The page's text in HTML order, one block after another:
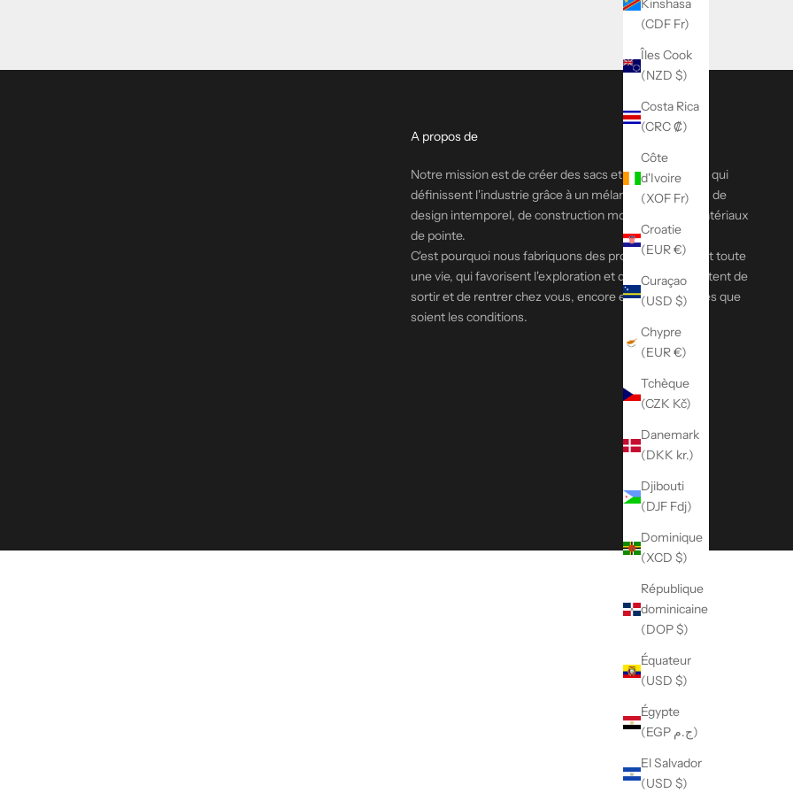
Kinshasa
(CDF Fr)
Îles Cook
(NZD $)
Costa Rica
(CRC ₡)
Côte
d'Ivoire
(XOF Fr)
Croatie
(EUR €)
Curaçao
(USD $)
Chypre
(EUR €)
Tchèque
(CZK Kč)
Danemark
(DKK kr.)
Djibouti
(DJF Fdj)
Dominique
(XCD $)
République
dominicaine
(DOP $)
Équateur
(USD $)
Égypte
(EGP ج.م)
El Salvador
(USD $)
A propos de
Notre mission est de créer des sacs et des vêtements qui
définissent l'industrie grâce à un mélange harmonieux de
design intemporel, de construction moderne et de matériaux
de pointe.
C'est pourquoi nous fabriquons des produits qui durent toute
une vie, qui favorisent l'exploration et qui vous permettent de
sortir et de rentrer chez vous, encore et encore, quelles que
soient les conditions.